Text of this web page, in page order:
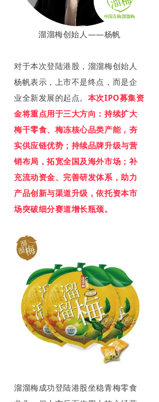
溜溜梅创始人——杨帆
对于本次登陆港股，溜溜梅创始人
杨帆表示，上市不是终点，而是企
业全新发展的起点。 本次IPO募集资
金将重点用于三大方向：持续扩大
梅干零食、梅冻核心品类产能，夯
实供应链优势；持续品牌升级与营
销布局，拓宽全国及海外市场；补
充流动资金、完善研发体系，助力
产品创新与渠道升级，依托资本市
场突破细分赛道增长瓶颈。
溜溜梅成功登陆港股坐稳青梅零食